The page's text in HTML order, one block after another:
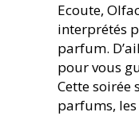
Ecoute,
interprétés
parfum.
pour vous
Cette soirée
parfums,